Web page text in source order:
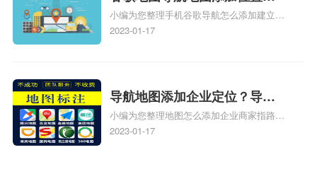
地图标注知识，详情可查看下方正文！
添加谷歌地图导航位置？
小编为您整理手机谷歌导航怎么添加建立多
人位置、如何在地图，谷歌地图添加公司位
2023-01-17
导航地图添加企业定位？导航
定位企业？
小编为您整理地图怎么添加企业商家指路人
地图标注服务中心铺名称、地图怎么添加企
2023-01-17